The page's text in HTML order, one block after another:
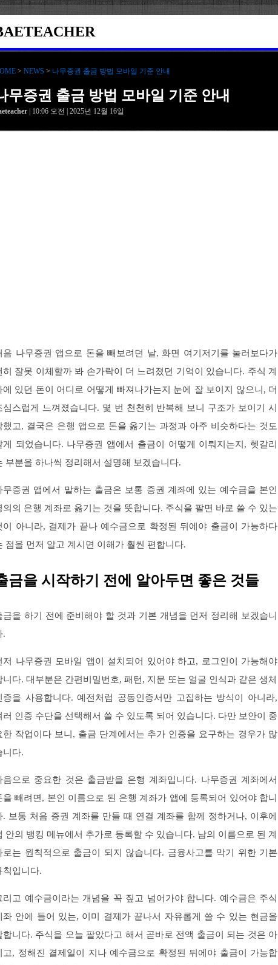
> NEWS > 나무증권 출금 방법 모바일 기준 안내
무증권 출금 방법 모바일 기준 안내
| 10:06 오전 | 2025년 12월 16일
음 나무증권 앱으로 돈을 빼보려던 날, 화면 여기저기를 눌러보다가
히 잘못 이체할까 봐 손가락이 더 느려졌던 기억이 있습니다. 주식 계
에 있던 돈이 어디로 어떻게 빠져나가는지 눈에 잘 보이지 않으니, 더
심스럽게 느껴졌습니다. 몇 번 천천히 반복해 보니 구조가 보이기 시
했고, 결국은 은행 앱으로 돈을 옮기는 과정과 아주 비슷하다는 것도
게 되었습니다. 나무증권 앱에서 출금이 어떻게 이뤄지는지, 헷갈리
부분을 하나씩 정리해서 설명해 보겠습니다.
무증권 앱에서 말하는 출금은 보통 증권 계좌에 있는 예수금을 본인
의의 은행 계좌로 옮기는 것을 뜻합니다. 주식을 팔면 바로 쓸 수 있는
이 아니라, 결제가 끝나 예수금으로 확정된 뒤에야 출금이 가능하다
점을 먼저 알고 계시면 이해가 훨씬 편합니다.
금을 시작하기 전에 알아두면 좋은 것들
금을 하기 전에 준비해야 할 것과 기본 개념을 먼저 정리해 보겠습니
.
저 나무증권 모바일 앱이 설치되어 있어야 하고, 로그인이 가능해야
니다. 대부분은 간편비밀번호, 패턴, 지문 또는 얼굴 인식과 같은 생체
증을 사용합니다. 예전처럼 공동인증서만 고집하는 방식이 아니라,
러 인증 수단을 선택해서 쓸 수 있도록 되어 있습니다. 다만 보안이 중
한 작업이다 보니, 출금 단계에서는 추가 인증을 요구하는 경우가 많
니다.
음으로 중요한 것은 출금받을 은행 계좌입니다. 나무증권 계좌에서
을 빼려면, 본인 이름으로 된 은행 계좌가 앱에 등록되어 있어야 합니
. 보통 처음 증권 계좌를 만들 때 연결 계좌를 함께 정하거나, 이후에
안의 뱅킹 메뉴에서 추가로 등록할 수 있습니다. 남의 이름으로 된 계
로는 원칙적으로 출금이 되지 않습니다. 금융사고를 막기 위한 기본
칙입니다.
리고 예수금이라는 개념을 꼭 짚고 넘어가야 합니다. 예수금은 주식
좌 안에 들어 있는, 이미 결제가 끝나서 자유롭게 쓸 수 있는 현금을
합니다. 주식을 오늘 팔았다고 해서 곧바로 전액 출금이 되는 것은 아
고, 정해진 결제일이 지나 예수금으로 확정된 뒤에야 출금이 가능합